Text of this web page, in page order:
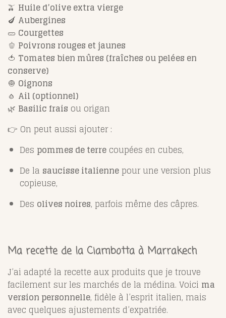
🫒 Huile d’olive extra vierge
🍆 Aubergines
🥒 Courgettes
🫑 Poivrons rouges et jaunes
🍅 Tomates bien mûres (fraîches ou pelées en
conserve)
🧅 Oignons
🧄 Ail (optionnel)
🌿 Basilic frais ou origan
👉 On peut aussi ajouter :
Des pommes de terre coupées en cubes,
De la saucisse italienne pour une version plus
copieuse,
Des olives noires, parfois même des câpres.
Ma recette de la Ciambotta à Marrakech
J’ai adapté la recette aux produits que je trouve
facilement sur les marchés de la médina. Voici ma
version personnelle, fidèle à l’esprit italien, mais
avec quelques ajustements d’expatriée.